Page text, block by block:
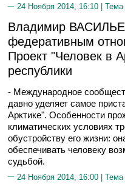
24 Ноября 2014, 16:10 | Тема
Владимир
федеративным
Проект "Человек в
республики
- Международное
давно уделяет самое
Арктике". Особенности
климатических условиях
обустройству его жизни:
обеспечивать человеку
судьбой.
24 Ноября 2014, 16:00 | Тема